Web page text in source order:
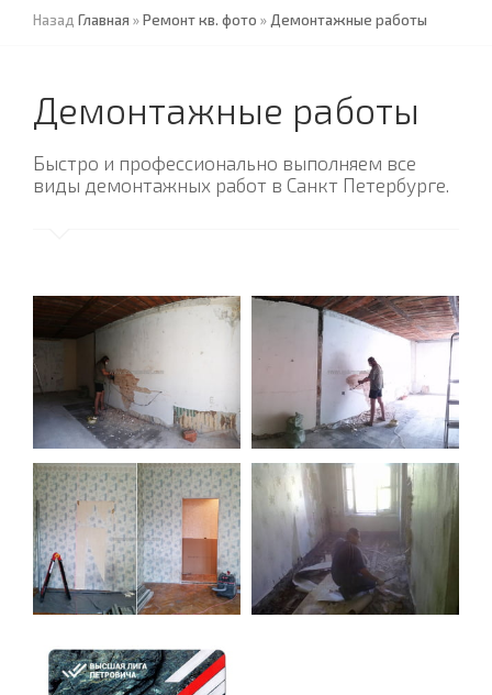
Назад Главная »Ремонт кв. фото » Демонтажные работы
Демонтажные работы
Быстро и профессионально выполняем все
виды демонтажных работ в Санкт Петербурге.